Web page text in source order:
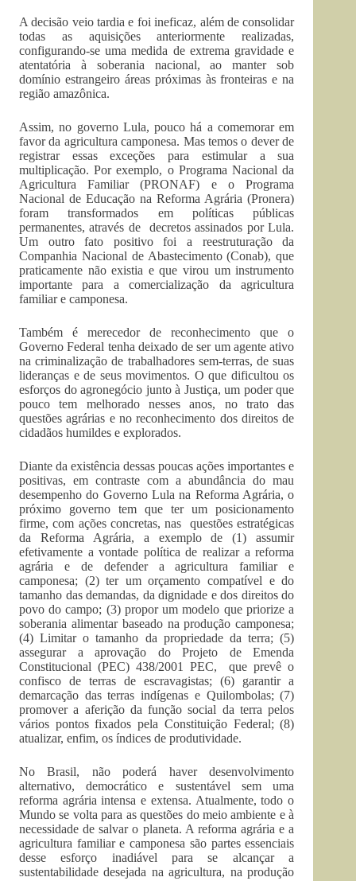
A decisão veio tardia e foi ineficaz, além de consolidar
todas as aquisições anteriormente realizadas,
configurando-se uma medida de extrema gravidade e
atentatória à soberania nacional, ao manter sob
domínio estrangeiro áreas próximas às fronteiras e na
região amazônica.
Assim, no governo Lula, pouco há a comemorar em
favor da agricultura camponesa. Mas temos o dever de
registrar essas exceções para estimular a sua
multiplicação. Por exemplo, o Programa Nacional da
Agricultura Familiar (PRONAF) e o Programa
Nacional de Educação na Reforma Agrária (Pronera)
foram transformados em políticas públicas
permanentes, através de decretos assinados por Lula.
Um outro fato positivo foi a reestruturação da
Companhia Nacional de Abastecimento (Conab), que
praticamente não existia e que virou um instrumento
importante para a comercialização da agricultura
familiar e camponesa.
Também é merecedor de reconhecimento que o
Governo Federal tenha deixado de ser um agente ativo
na criminalização de trabalhadores sem-terras, de suas
lideranças e de seus movimentos. O que dificultou os
esforços do agronegócio junto à Justiça, um poder que
pouco tem melhorado nesses anos, no trato das
questões agrárias e no reconhecimento dos direitos de
cidadãos humildes e explorados.
Diante da existência dessas poucas ações importantes e
positivas, em contraste com a abundância do mau
desempenho do Governo Lula na Reforma Agrária, o
próximo governo tem que ter um posicionamento
firme, com ações concretas, nas questões estratégicas
da Reforma Agrária, a exemplo de (1) assumir
efetivamente a vontade política de realizar a reforma
agrária e de defender a agricultura familiar e
camponesa; (2) ter um orçamento compatível e do
tamanho das demandas, da dignidade e dos direitos do
povo do campo; (3) propor um modelo que priorize a
soberania alimentar baseado na produção camponesa;
(4) Limitar o tamanho da propriedade da terra; (5)
assegurar a aprovação do Projeto de Emenda
Constitucional (PEC) 438/2001 PEC, que prevê o
confisco de terras de escravagistas; (6) garantir a
demarcação das terras indígenas e Quilombolas; (7)
promover a aferição da função social da terra pelos
vários pontos fixados pela Constituição Federal; (8)
atualizar, enfim, os índices de produtividade.
No Brasil, não poderá haver desenvolvimento
alternativo, democrático e sustentável sem uma
reforma agrária intensa e extensa. Atualmente, todo o
Mundo se volta para as questões do meio ambiente e à
necessidade de salvar o planeta. A reforma agrária e a
agricultura familiar e camponesa são partes essenciais
desse esforço inadiável para se alcançar a
sustentabilidade desejada na agricultura, na produção